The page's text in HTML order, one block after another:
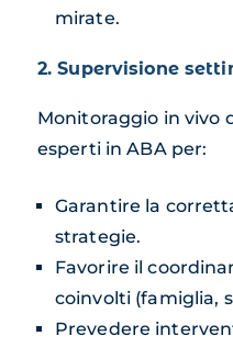
mirate.
2. Supervisione
Monitoraggio in vivo
esperti in ABA per:
Garantire la
strategie.
Favorire il
coinvolti (famiglia,
Prevedere